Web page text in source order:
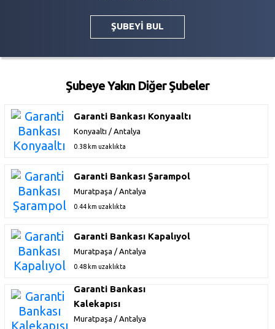
ŞUBEYİ BUL
Şubeye Yakın Diğer Şubeler
Garanti Bankası Konyaaltı
Konyaaltı / Antalya
0.38 km uzaklıkta
Garanti Bankası Şarampol
Muratpaşa / Antalya
0.44 km uzaklıkta
Garanti Bankası Kapalıyol
Muratpaşa / Antalya
0.48 km uzaklıkta
Garanti Bankası
Kalekapısı
Muratpaşa / Antalya